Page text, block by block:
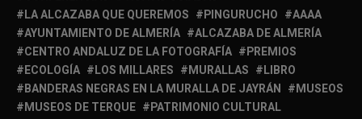
LA ALCAZABA QUE QUEREMOS
PINGURUCHO
AAAA
AYUNTAMIENTO DE ALMERÍA
ALCAZABA DE ALMERÍA
CENTRO ANDALUZ DE LA FOTOGRAFÍA
PREMIOS
ECOLOGÍA
LOS MILLARES MURALLAS
LIBRO
BANDERAS NEGRAS EN LA MURALLA DE JAYRÁN
MUSEOS
MUSEOS DE TERQUE
PATRIMONIO CULTURAL